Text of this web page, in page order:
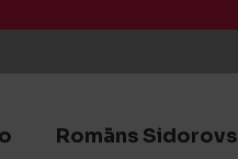
Romāns Sidorovs